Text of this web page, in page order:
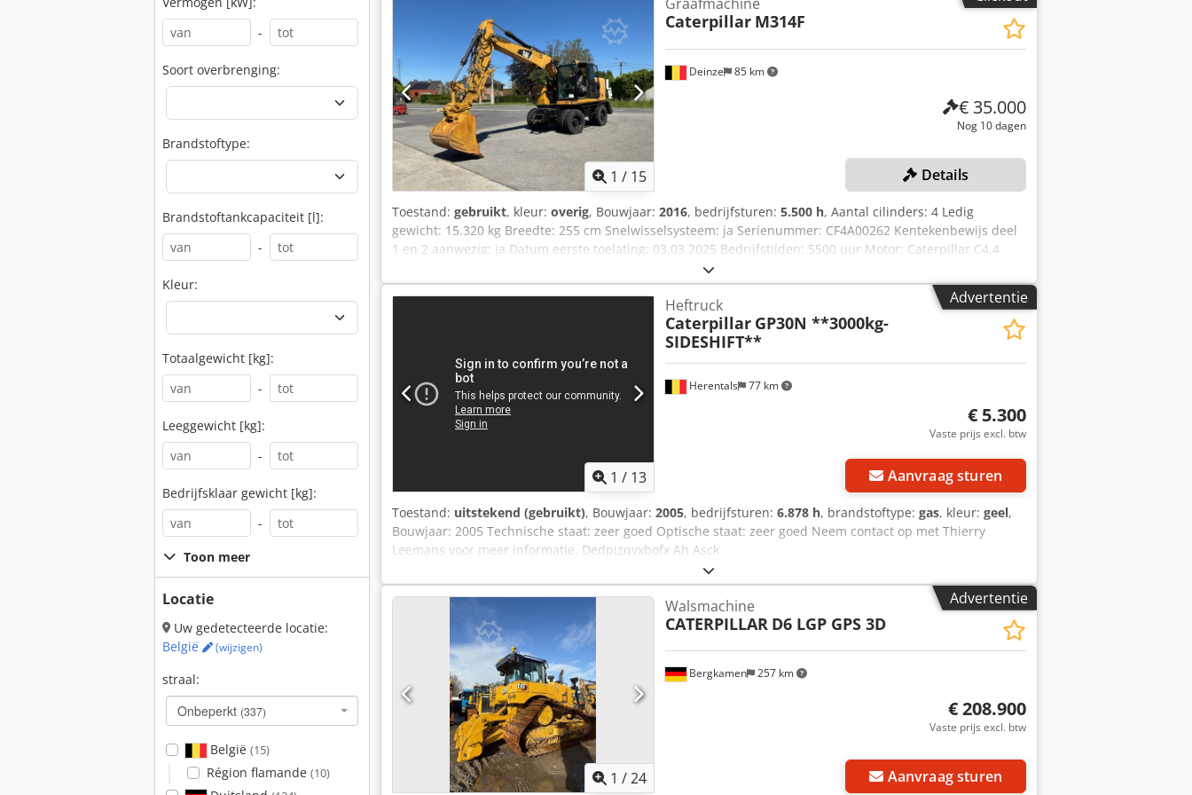
-
Soort overbrenging:
Brandstoftype:
Brandstoftankcapaciteit [l]:
-
Kleur:
Totaalgewicht [kg]:
-
Leeggewicht [kg]:
-
Bedrijfsklaar gewicht [kg]:
-
Toon meer
Locatie
Uw gedetecteerde locatie:
België
(wijzigen)
straal:
Onbeperkt (337)
België (15)
Région flamande (10)
exclusief BTW BTW/marge: BTW verrekenbaar voor ondernemers Levering en inruil altijd mogelijk van
alles in de industriële sectoren Koen van Lent
1 / 15
Deinze 85 km
Graafmachine
Caterpillar M314F
€ 35.000
Nog 10 dagen
Details
Toestand: gebruikt, kleur: overig, Bouwjaar: 2016, bedrijfsturen: 5.500 h, Aantal cilinders: 4 Ledig
gewicht: 15.320 kg Breedte: 255 cm Snelwisselsysteem: ja Serienummer: CF4A00262 Kentekenbewijs deel
1 en 2 aanwezig: ja Datum eerste toelating: 03.03.2025 Bedrijfstijden: 5500 uur Motor: Caterpillar C4,4
Aantal cilinders: 4 Vermogen: 110 kW Bakinhoud: 0,53 m³ Graafdiepte: 5,03 m Maximale reikwijdte: 8,28 m
Breekkracht: 103 kN Rijsnelheid: tot 37 km/u Banden: 10.00-20 Dcedpfxszrv Urs Ah Ask CE-conform: ja
EPA-gekeurd Driedelig hefboom Extra hydraulische leidingen Hydraulische snelkoppeling Inclusief
graafbak Hydraulische grijper Plaat egaliseerblad aanwezig: ja Centrale smering aanwezig Afmetingen:
Lengte: 8250 Breedte: 2550 Hoogte: 3280 Gewicht: 15320 kg Staat: Gebruikssporen, handrem defect,
olielekkage aan de onderkant van de cabine.
Advertentie
1 / 13
Herentals 77 km
Heftruck
Caterpillar GP30N **3000kg-
SIDESHIFT**
€ 5.300
Vaste prijs excl. btw
Aanvraag sturen
Toestand: uitstekend (gebruikt), Bouwjaar: 2005, bedrijfsturen: 6.878 h, brandstoftype: gas, kleur: geel,
Bouwjaar: 2005 Technische staat: zeer goed Optische staat: zeer goed Neem contact op met Thierry
Leemans voor meer informatie. Dedpjzqvxbofx Ah Asck
Advertentie
1 /24
Bergkamen 257 km
Walsmachine
CATERPILLAR D6 LGP GPS 3D
€ 208.900
Vaste prijs excl. btw
Aanvraag sturen